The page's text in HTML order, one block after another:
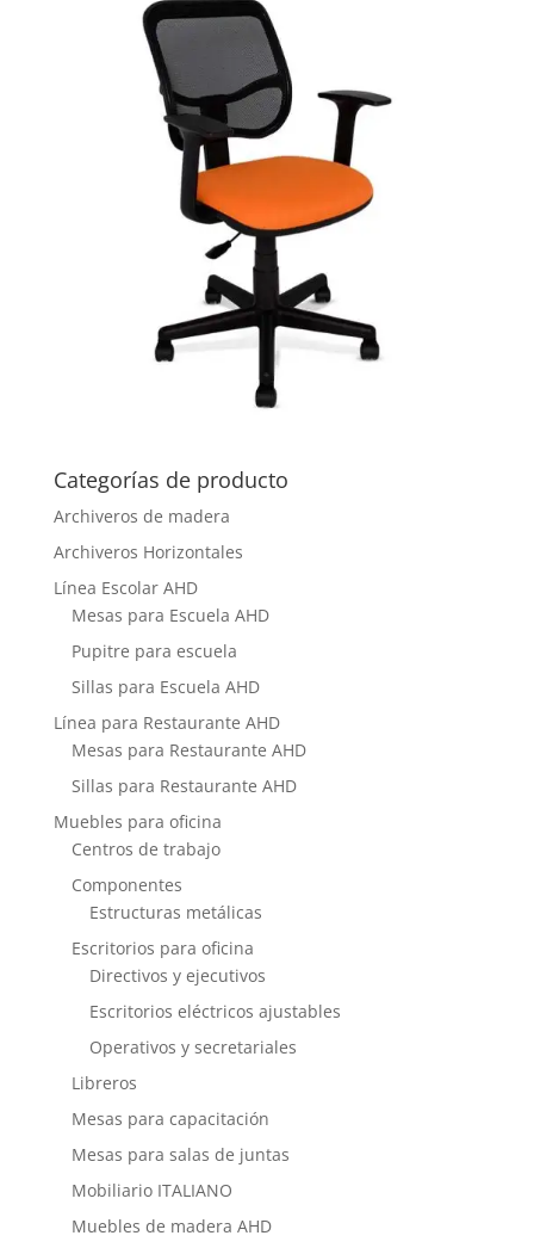
Categorías de producto
Archiveros de madera
Archiveros Horizontales
Línea Escolar AHD
Mesas para Escuela AHD
Pupitre para escuela
Sillas para Escuela AHD
Línea para Restaurante AHD
Mesas para Restaurante AHD
Sillas para Restaurante AHD
Muebles para oficina
Centros de trabajo
Componentes
Estructuras metálicas
Escritorios para oficina
Directivos y ejecutivos
Escritorios eléctricos ajustables
Operativos y secretariales
Libreros
Mesas para capacitación
Mesas para salas de juntas
Mobiliario ITALIANO
Muebles de madera AHD